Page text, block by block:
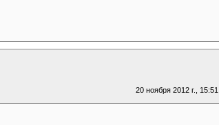
20 ноября 2012 г., 15:51